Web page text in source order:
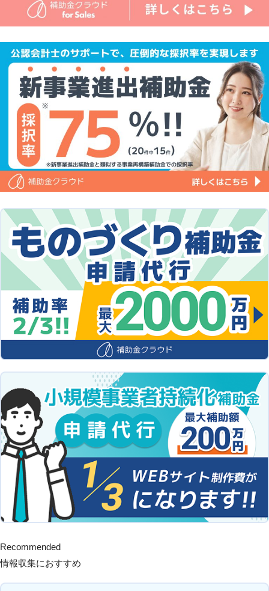
Recommended
情報収集におすすめ